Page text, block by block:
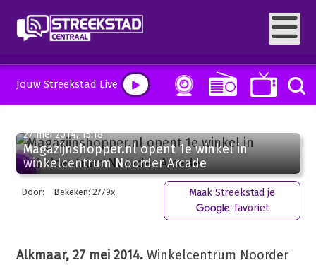
Jouw Streekstad Live
27 mei 2014, 15:18
Magazijnshopper.nl opent 1e winkel in
winkelcentrum Noorder Arcade
Door: Bekeken: 2779x
Maak Streekstad je
favoriet
Alkmaar, 27 mei 2014.Winkelcentrum Noorder